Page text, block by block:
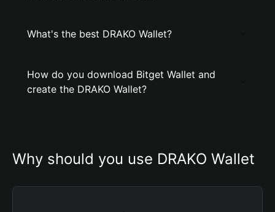
What's the best DRAKO Wallet?
How do you download Bitget Wallet and
create the DRAKO Wallet?
Why should you use DRAKO Wallet